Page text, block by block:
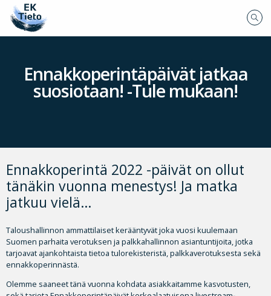
Ennakkoperintäpäivät jatkaa
suosiotaan! -Tule mukaan!
Ennakkoperintä 2022 -päivät on ollut
tänäkin vuonna menestys! Ja matka
jatkuu vielä…
Taloushallinnon ammattilaiset kerääntyvät joka vuosi kuulemaan
Suomen parhaita verotuksen ja palkkahallinnon asiantuntijoita, jotka
tarjoavat ajankohtaista tietoa tulorekisteristä, palkkaverotuksesta sekä
ennakkoperinnästä.
Olemme saaneet tänä vuonna kohdata asiakkaitamme kasvotusten,